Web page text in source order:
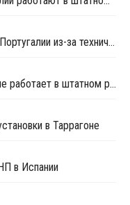
Repsol закрыла крекинг-установку в Португалии из-за технических проблем
Крекинг-установка Repsol в Таррагоне работает в штатном режиме после перезапуска
в Таррагоне
в Испании